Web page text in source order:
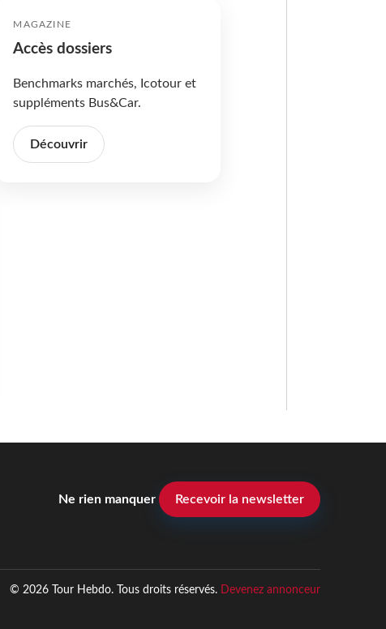
MAGAZINE
Accès dossiers
Benchmarks marchés, Icotour et
suppléments Bus&Car.
Découvrir
Ne rien manquer Recevoir la newsletter
© 2026 Tour Hebdo. Tous droits réservés. Devenez annonceur